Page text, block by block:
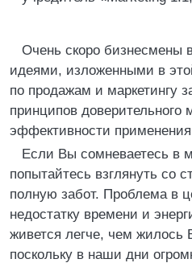
Очень скоро бизнесмены
идеями, изложенными в
по продажам и маркетингу
принципов доверительного
эффективности
Если Вы сомневаетесь в
попытайтесь взглянуть со
полную забот. Проблема в
недостатку времени и
живется легче, чем
поскольку в наши дни